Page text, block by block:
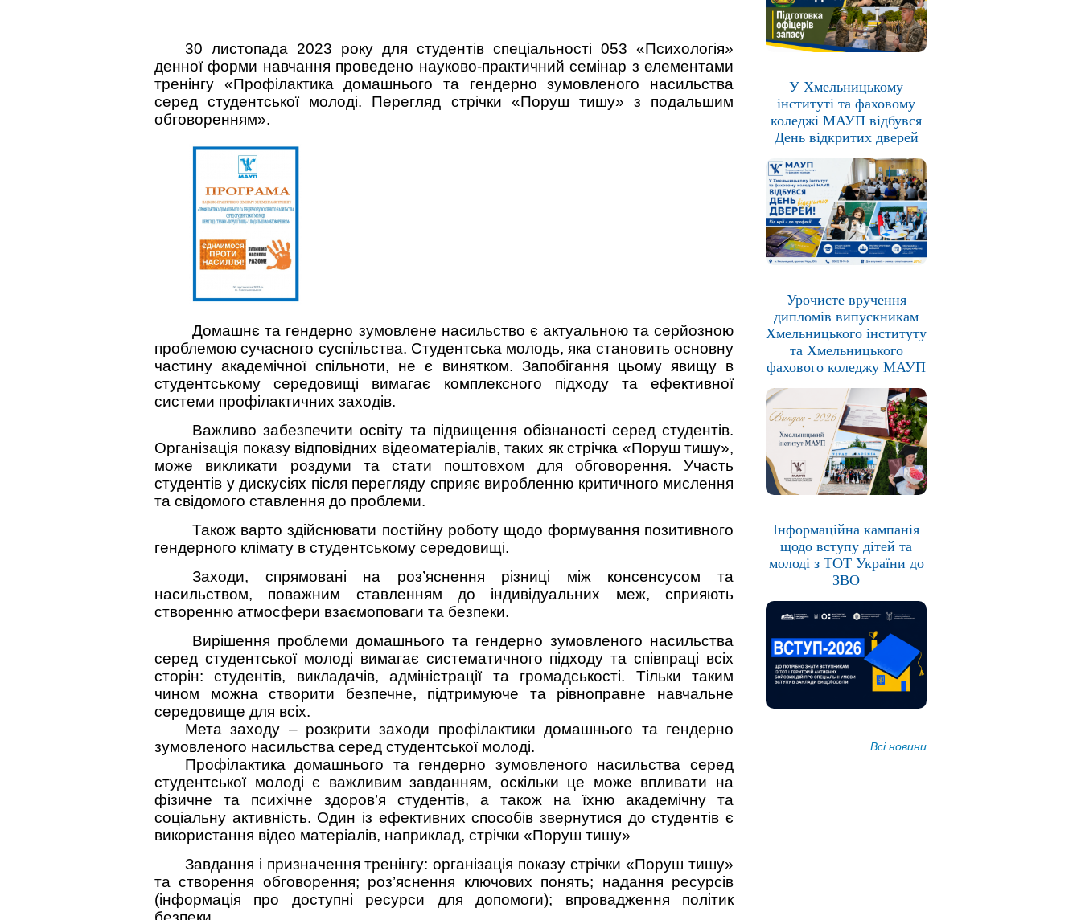
30 листопада 2023 року для студентів спеціальності 053 «Психологія»
денної форми навчання проведено науково-практичний семінар з елементами
тренінгу «Профілактика домашнього та гендерно зумовленого насильства
серед студентської молоді. Перегляд стрічки «Поруш тишу» з подальшим
обговоренням».
Домашнє та гендерно зумовлене насильство є актуальною та серйозною
проблемою сучасного суспільства. Студентська молодь, яка становить основну
частину академічної спільноти, не є винятком. Запобігання цьому явищу в
студентському середовищі вимагає комплексного підходу та ефективної
системи профілактичних заходів.
Важливо забезпечити освіту та підвищення обізнаності серед студентів.
Організація показу відповідних відеоматеріалів, таких як стрічка «Поруш тишу»,
може викликати роздуми та стати поштовхом для обговорення. Участь
студентів у дискусіях після перегляду сприяє виробленню критичного мислення
та свідомого ставлення до проблеми.
Також варто здійснювати постійну роботу щодо формування позитивного
гендерного клімату в студентському середовищі.
Заходи, спрямовані на роз’яснення різниці між консенсусом та
насильством, поважним ставленням до індивідуальних меж, сприяють
створенню атмосфери взаємоповаги та безпеки.
Вирішення проблеми домашнього та гендерно зумовленого насильства
серед студентської молоді вимагає систематичного підходу та співпраці всіх
сторін: студентів, викладачів, адміністрації та громадськості. Тільки таким
чином можна створити безпечне, підтримуюче та рівноправне навчальне
середовище для всіх.
Мета заходу – розкрити заходи профілактики домашнього та гендерно
зумовленого насильства серед студентської молоді.
Профілактика домашнього та гендерно зумовленого насильства серед
студентської молоді є важливим завданням, оскільки це може впливати на
фізичне та психічне здоров’я студентів, а також на їхню академічну та
соціальну активність. Один із ефективних способів звернутися до студентів є
використання відео матеріалів, наприклад, стрічки «Поруш тишу»
Завдання і призначення тренінгу: організація показу стрічки «Поруш тишу»
та створення обговорення; роз’яснення ключових понять; надання ресурсів
(інформація про доступні ресурси для допомоги); впровадження політик
У Хмельницькому
інституті та фаховому
коледжі МАУП відбувся
День відкритих дверей
Урочисте вручення
дипломів випускникам
Хмельницького інституту
та Хмельницького
фахового коледжу МАУП
Інформаційна кампанія
щодо вступу дітей та
молоді з ТОТ України до
ЗВО
Всі новини